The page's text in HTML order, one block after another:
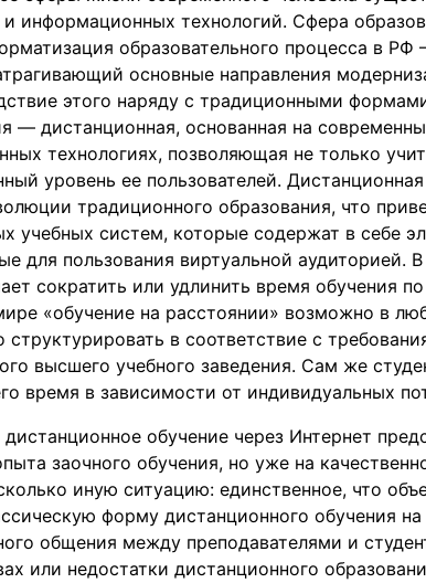
информационных технологий. Сфера
образовательного процесса в
основные направления
этого наряду с традиционными
— дистанционная, основанная на
технологиях, позволяющая не только
уровень ее пользователей.
традиционного образования, что
учебных систем, которые содержат в себе
для пользования виртуальной аудиторией.
сократить или удлинить время обучения
«обучение на расстоянии» возможно в
структурировать в соответствие с
высшего учебного заведения. Сам же
время в зависимости от индивидуальных
дистанционное обучение через Интернет
заочного обучения, но уже на
иную ситуацию: единственное, что
форму дистанционного обучения
общения между преподавателями и
или недостатки дистанционного